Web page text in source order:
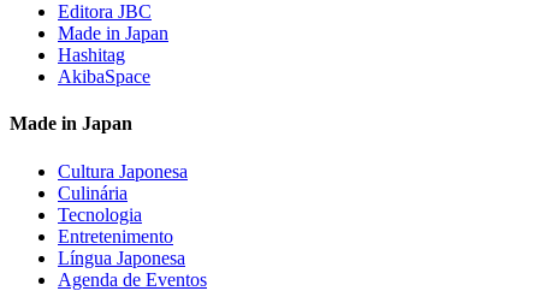
Editora JBC
Made in Japan
Hashitag
AkibaSpace
Made in Japan
Cultura Japonesa
Culinária
Tecnologia
Entretenimento
Língua Japonesa
Agenda de Eventos